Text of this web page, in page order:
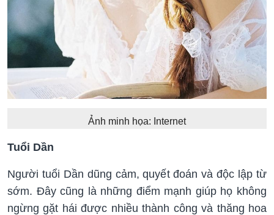
Ảnh minh họa: Internet
Tuổi Dần
Người tuổi Dần dũng cảm, quyết đoán và độc lập từ
sớm. Đây cũng là những điểm mạnh giúp họ không
ngừng gặt hái được nhiều thành công và thăng hoa